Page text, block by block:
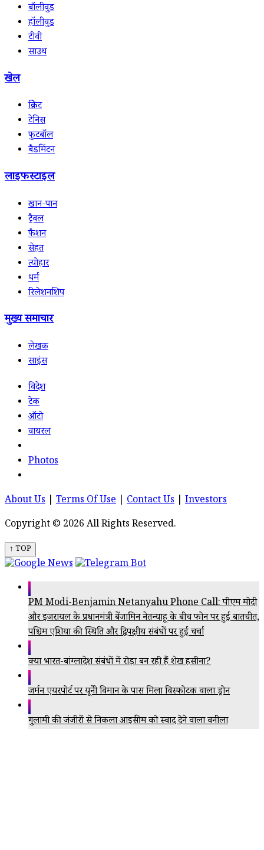
बॉलीवुड
हॉलीवुड
टीवी
साउथ
खेल
क्रिकेट
टेनिस
फुटबॉल
बैडमिंटन
लाइफस्टाइल
खान-पान
ट्रैवल
फैशन
सेहत
त्योहार
धर्म
रिलेशनशिप
मुख्य समाचार
लेखक
साइंस
विदेश
टेक
ऑटो
वायरल
Photos
About Us Terms Of Use Contact Us
Investors
Copyright © 2026 All Rights Reserved.
↑ TOP
PM Modi-Benjamin Netanyahu Phone Call: पीएम मोदी
और इजरायल के प्रधानमंत्री बेंजामिन नेतन्याहू के बीच फोन पर हुई बातचीत,
पश्चिम एशिया की स्थिति और द्विपक्षीय संबंधों पर हुई चर्चा
क्या भारत-बांग्लादेश संबंधों में रोड़ा बन रही हैं शेख हसीना?
जर्मन एयरपोर्ट पर यूक्रेनी विमान के पास मिला विस्फोटक वाला ड्रोन
गुलामी की जंजीरों से निकला आइसक्रीम को स्वाद देने वाला वनीला